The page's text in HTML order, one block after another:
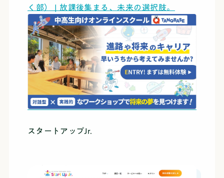
く部） | 放課後集まる、未来の選択肢。
スタートアップJr.